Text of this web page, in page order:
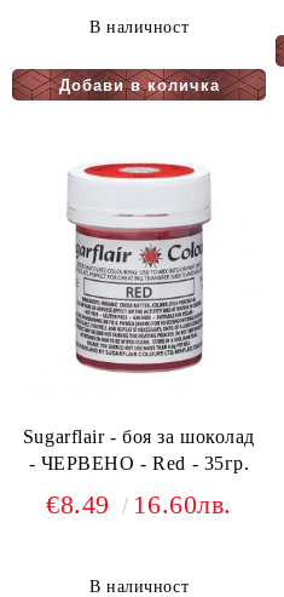
В наличност
Sugarflair - боя за шоколад
- ЧЕРВЕНО - Red - 35гр.
€8.49 16.60лв.
В наличност